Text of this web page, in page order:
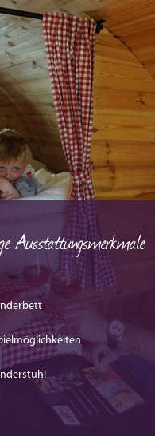
Ausstattungsmerkmale